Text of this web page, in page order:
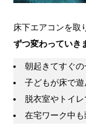
床下エアコンを取
ずつ変わっていき
朝起きてすぐ
子どもが床で
脱衣室やトイ
在宅ワーク中